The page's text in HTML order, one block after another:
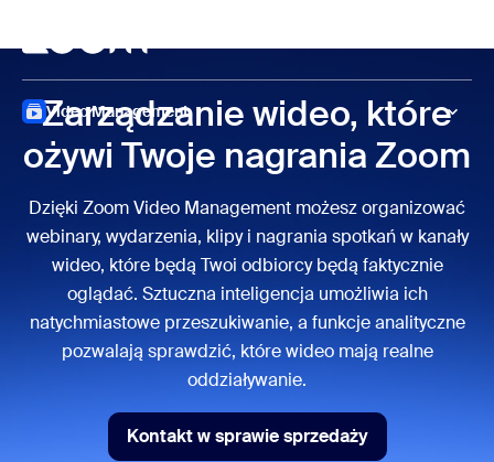
Video Management
Zarządzanie wideo, które
ożywi Twoje nagrania Zoom
Dzięki Zoom Video Management możesz organizować
webinary, wydarzenia, klipy i nagrania spotkań w kanały
wideo, które będą Twoi odbiorcy będą faktycznie
oglądać. Sztuczna inteligencja umożliwia ich
natychmiastowe przeszukiwanie, a funkcje analityczne
pozwalają sprawdzić, które wideo mają realne
oddziaływanie.
Kontakt w sprawie sprzedaży
Kontakt w sprawie sprzedaży